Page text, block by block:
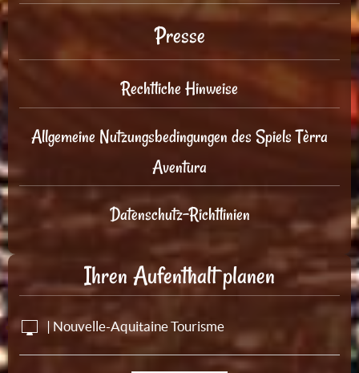
Presse
Rechtliche Hinweise
Allgemeine Nutzungsbedingungen des Spiels Tèrra
Aventura
Datenschutz-Richtlinien
Ihren Aufenthalt planen
| Nouvelle-Aquitaine Tourisme